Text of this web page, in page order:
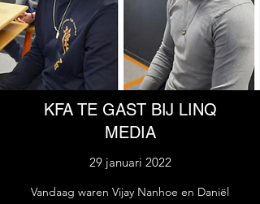
KFA TE GAST BIJ LINQ
MEDIA
29 januari 2022
Vandaag waren Vijay Nanhoe en Daniël